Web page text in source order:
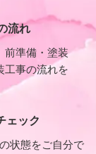
流れ
前準備・塗装
工事の流れを
ェック
状態をご自分で